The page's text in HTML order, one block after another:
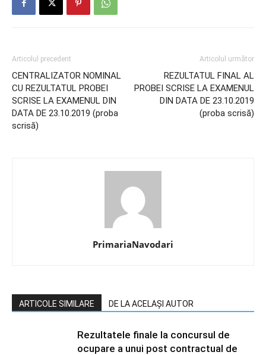
Articolul precedent
CENTRALIZATOR NOMINAL
CU REZULTATUL PROBEI
SCRISE LA EXAMENUL DIN
DATA DE 23.10.2019 (proba
scrisă)
Articolul următor
REZULTATUL FINAL AL
PROBEI SCRISE LA EXAMENUL
DIN DATA DE 23.10.2019
(proba scrisă)
PrimariaNavodari
ARTICOLE SIMILARE DE LA ACELAȘI AUTOR
Rezultatele finale la concursul de
ocupare a unui post contractual de